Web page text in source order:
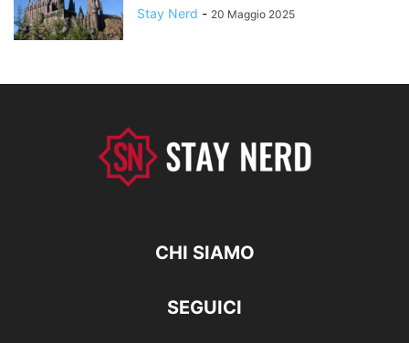
Stay Nerd - 20 Maggio 2025
CHI SIAMO
SEGUICI